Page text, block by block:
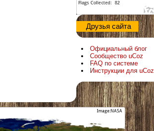
Друзья сайта
Официальный блог
Сообщество uCoz
FAQ по системе
Инструкции для uCoz